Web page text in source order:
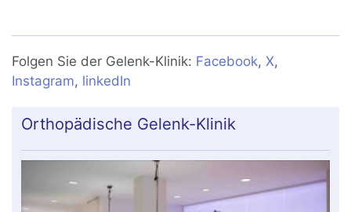
Folgen Sie der Gelenk-Klinik: Facebook,X,
Instagram, linkedIn
Orthopädische Gelenk-Klinik